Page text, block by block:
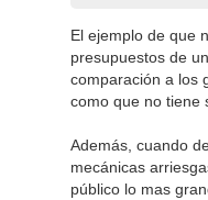
El ejemplo de que
presupuestos de
comparación a los
como que no tiene
Además, cuando
mecánicas
público lo mas